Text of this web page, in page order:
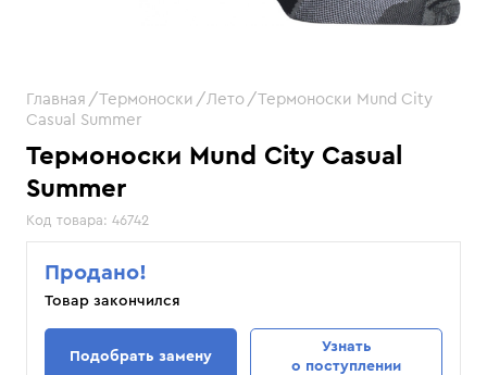
Термоноски Mund City Casual
Summer
Код товара: 46742
Главная Термоноски Лето
Термоноски Mund City
Casual Summer
Продано!
Товар закончился
Подобрать замену
Узнать
о поступлении